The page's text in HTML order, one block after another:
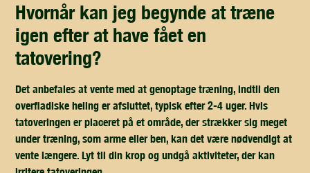
hvornår kan jeg begynde at træne
igen efter at have fået en
tatovering?
Det anbefales at vente med at genoptage træning, indtil den
overfladiske heling er afsluttet, typisk efter 2-4 uger. Hvis
tatoveringen er placeret på et område, der strækker sig meget
under træning, som arme eller ben, kan det være nødvendigt at
vente længere. Lyt til din krop og undgå aktiviteter, der kan